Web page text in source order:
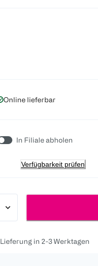
Online lieferbar
In Filiale abholen
Verfügbarkeit prüfen
Lieferung in 2-3 Werktagen